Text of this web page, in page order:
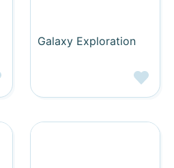
Galaxy Exploration